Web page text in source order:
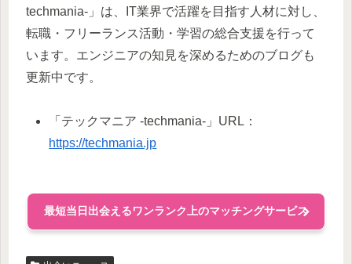
techmania-」は、IT業界で活躍を目指す人材に対し、
転職・フリーランス活動・学習の総合支援を行って
います。エンジニアの知見を深めるためのブログも
更新中です。
「テックマニア -techmania-」URL：
https://techmania.jp
最短当日出会えるワンランク上のマッチングサービス